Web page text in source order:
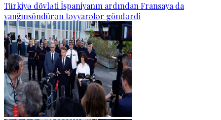
Türkiyə dövləti İspaniyanın ardından Fransaya da
yanğınsöndürən təyyarələr göndərdi